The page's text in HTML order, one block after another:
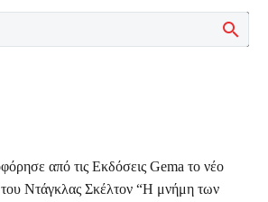
από τις Εκδόσεις Gema το νέο
του Ντάγκλας Σκέλτον “Η μνήμη των